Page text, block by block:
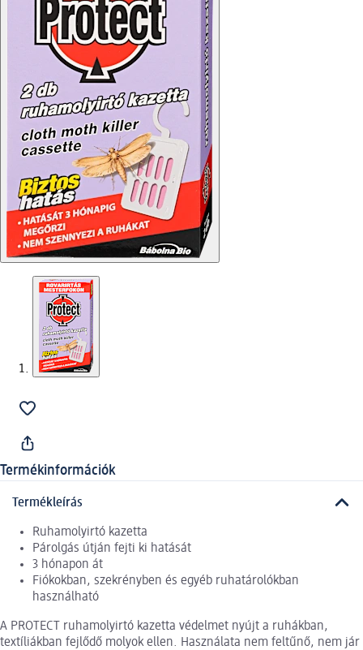
Termékinformációk
Termékleírás
Ruhamolyirtó kazetta
Párolgás útján fejti ki hatását
3 hónapon át
Fiókokban, szekrényben és egyéb ruhatárolókban
használható
A PROTECT ruhamolyirtó kazetta védelmet nyújt a ruhákban,
textíliákban fejlődő molyok ellen. Használata nem feltűnő, nem jár